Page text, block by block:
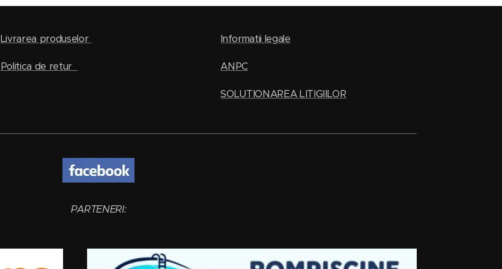
Livrarea produselor
Politica de retur
Informatii legale
ANPC
SOLUTIONAREA LITIGIILOR
PARTENERI: